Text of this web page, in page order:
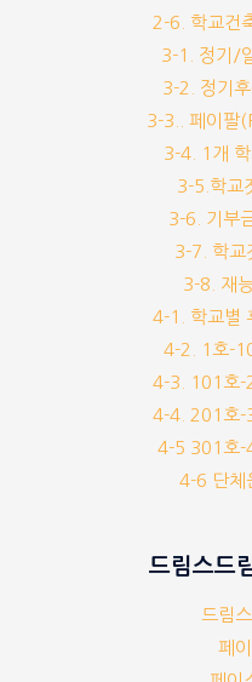
2-6. 학교건
3-1. 정기/
3-2. 정기후
3-3.. 페이팔
3-4. 1개 학
3-5.학교
3-6. 기부
3-7. 학교
3-8. 재
4-1. 학교별
4-2. 1호-
4-3. 101호-
4-4. 201호-
4-5 301호-
4-6 단체
드림스드
드림
페